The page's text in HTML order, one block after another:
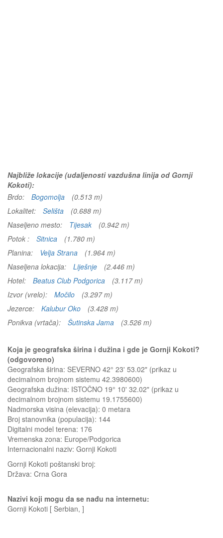
Najbliže lokacije (udaljenosti vazdušna linija od Gornji
Kokoti):
Brdo:
Bogomolja
(0.513 m)
Lokalitet:
Selišta
(0.688 m)
Naseljeno mesto:
Tijesak
(0.942 m)
Potok :
Sitnica
(1.780 m)
Planina:
Velja Strana
(1.964 m)
Naseljena lokacija:
Liješnje
(2.446 m)
Hotel:
Beatus Club Podgorica
(3.117 m)
Izvor (vrelo):
Močilo
(3.297 m)
Jezerce:
Kalubur Oko
(3.428 m)
Ponikva (vrtača):
Šutinska Jama (3.526 m)
Koja je geografska širina i dužina i gde je Gornji Kokoti?
(odgovoreno)
Geografska širina: SEVERNO 42° 23' 53.02" (prikaz u
decimalnom brojnom sistemu 42.3980600)
Geografska dužina: ISTOČNO 19° 10' 32.02" (prikaz u
decimalnom brojnom sistemu 19.1755600)
Nadmorska visina (elevacija): 0 metara
Broj stanovnika (populacija): 144
Digitalni model terena: 176
Vremenska zona: Europe/Podgorica
Internacionalni naziv: Gornji Kokoti
Gornji Kokoti poštanski broj:
Država: Crna Gora
Nazivi koji mogu da se nađu na internetu:
Gornji Kokoti [ Serbian, ]